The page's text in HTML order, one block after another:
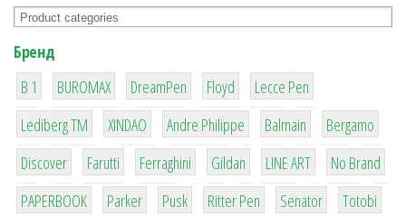
Бренд
B 1
1
BUROMAX
1
DreamPen
2
Floyd
2
Lecce Pen
3
Lediberg ТМ
3
XINDAO
1
Andre Philippe
4
Balmain
26
Bergamo
64
Discover
299
Farutti
4
Ferraghini
42
Gildan
4
LINE ART
90
No Brand
8
PAPERBOOK
6
Parker
2
Pusk
22
Ritter Pen
15
Senator
43
Totobi